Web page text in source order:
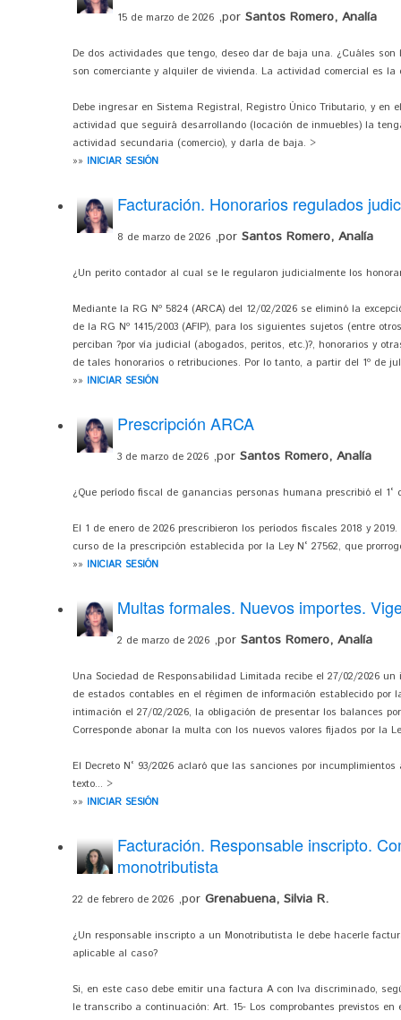
15 de marzo de 2026 ,por Santos Romero, Analía
De dos actividades que tengo, deseo dar de baja una. ¿Cuáles
son comerciante y alquiler de vivienda. La actividad comercial es
Debe ingresar en Sistema Registral, Registro Único Tributario, y en
actividad que seguirá desarrollando (locación de inmuebles) la
actividad secundaria (comercio), y darla de baja. >
»» INICIAR SESIÓN
Facturación. Honorarios regulados
8 de marzo de 2026 ,por Santos Romero, Analía
¿Un perito contador al cual se le regularon judicialmente los
Mediante la RG Nº 5824 (ARCA) del 12/02/2026 se eliminó la
de la RG Nº 1415/2003 (AFIP), para los siguientes sujetos (entre
perciban ?por vía judicial (abogados, peritos, etc.)?, honorarios y
de tales honorarios o retribuciones. Por lo tanto, a partir del 1º de
»» INICIAR SESIÓN
Prescripción ARCA
3 de marzo de 2026 ,por Santos Romero, Analía
¿Que período fiscal de ganancias personas humana prescribió el 1°
El 1 de enero de 2026 prescribieron los períodos fiscales 2018 y
curso de la prescripción establecida por la Ley N° 27562, que
»» INICIAR SESIÓN
Multas formales. Nuevos importes.
2 de marzo de 2026 ,por Santos Romero, Analía
Una Sociedad de Responsabilidad Limitada recibe el 27/02/2026
de estados contables en el régimen de información establecido por
intimación el 27/02/2026, la obligación de presentar los balances
Corresponde abonar la multa con los nuevos valores fijados por la
El Decreto N° 93/2026 aclaró que las sanciones por
texto... >
»» INICIAR SESIÓN
Facturación. Responsable inscripto.
monotributista
22 de febrero de 2026 ,por Grenabuena, Silvia R.
¿Un responsable inscripto a un Monotributista le debe hacerle
aplicable al caso?
Si, en este caso debe emitir una factura A con Iva discriminado,
le transcribo a continuación: Art. 15- Los comprobantes previstos